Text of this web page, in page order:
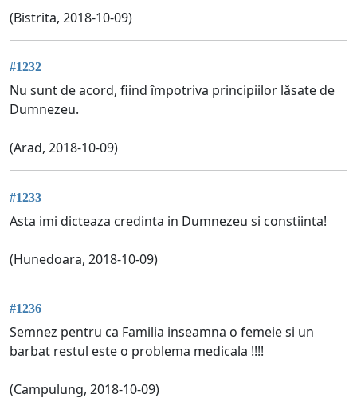
(Bistrita, 2018-10-09)
#1232
Nu sunt de acord, fiind împotriva principiilor lăsate de
Dumnezeu.
(Arad, 2018-10-09)
#1233
Asta imi dicteaza credinta in Dumnezeu si constiinta!
(Hunedoara, 2018-10-09)
#1236
Semnez pentru ca Familia inseamna o femeie si un
barbat restul este o problema medicala !!!!
(Campulung, 2018-10-09)